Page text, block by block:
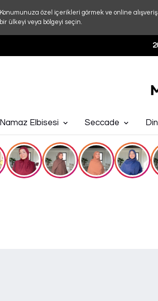
Konumunuza özel içerikleri görmek ve online
bir ülkeyi veya bölgeyi seçin.
Namaz Elbisesi Seccade